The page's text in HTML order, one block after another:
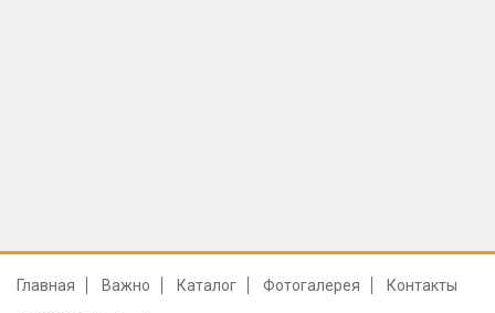
Главная Важно Каталог Фотогалерея Контакты